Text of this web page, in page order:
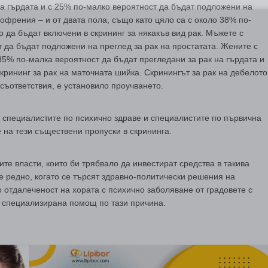
гърдата и с 25% по-малко вероятност да бъдат подложени на
– и от двата пола, също като цяло са с около 38% по-
да бъдат включени в скрининг за някакъв вид рак. Мъжете с
бъдат подложени на преглед за рак на простатата. Жените с
по-малка вероятност да бъдат прегледани за рак на гърдата и
за рак на маточната шийка. Скринингът за рак на дебелото
е установило проучването.
по психично здраве и специалистите по първична
тези съществени пропуски в скрининга.
власти, които би трябвало да инвестират средства в такива
когато се търсят здравно-политически решения на
на хората с психично заболяване от градовете с
помощ по тази причина.